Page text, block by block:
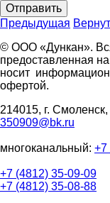
Отправить
Предыдущая
© ООО «Дункан».
предоставленная
носит
офертой.
214015, г.
350909@bk.ru
многоканальный: +7
+7 (4812) 35-09-09
+7 (4812) 35-08-88